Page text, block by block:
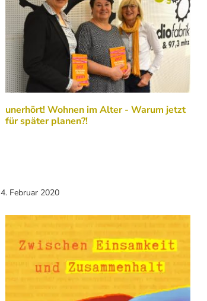
unerhört! Wohnen im Alter - Warum jetzt
für später planen?!
4. Februar 2020